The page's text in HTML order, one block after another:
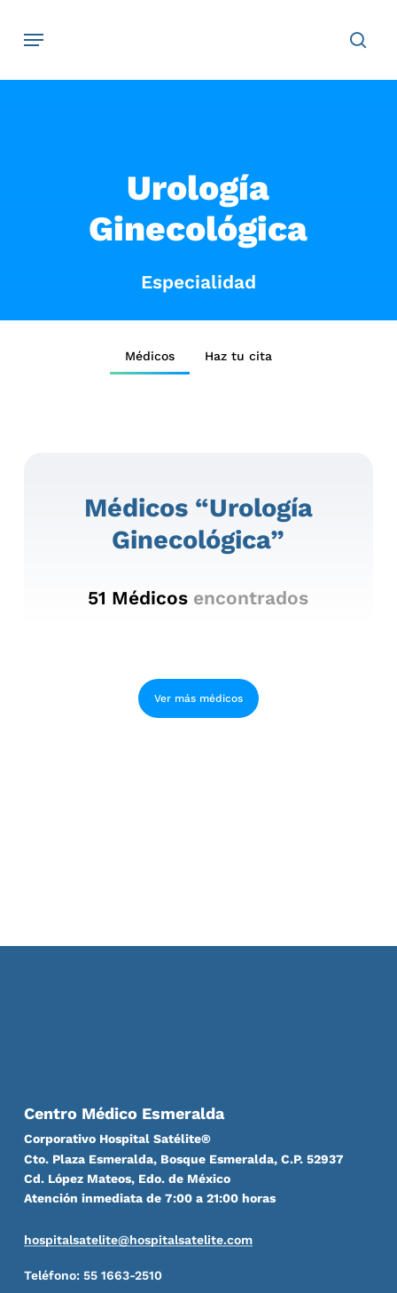
Navegación
Urología
Ginecológica
Especialidad
Médicos Haz tu cita
Médicos “urología
Ginecológica”
51 Médicos encontrados
Ver más médicos
Centro Médico Esmeralda
Corporativo Hospital Satélite®
Cto. Plaza Esmeralda, Bosque Esmeralda, C.P. 52937
Cd. López Mateos, Edo. de México
Atención inmediata de 7:00 a 21:00 horas
hospitalsatelite@hospitalsatelite.com
Teléfono: 55 1663-2510